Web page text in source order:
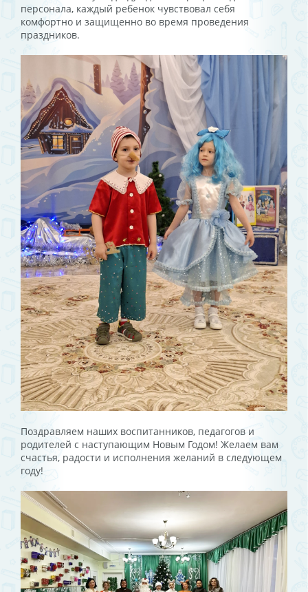
персонала, каждый ребенок чувствовал себя
комфортно и защищенно во время проведения
праздников.
Поздравляем наших воспитанников, педагогов и
родителей с наступающим Новым Годом! Желаем вам
счастья, радости и исполнения желаний в следующем
году!